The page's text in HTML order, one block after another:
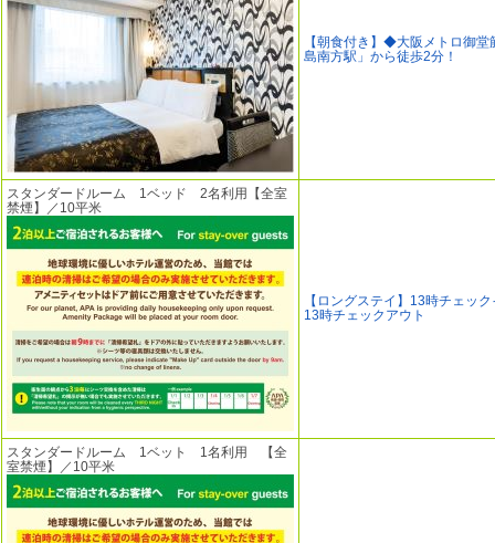
【朝食付き】◆大阪メトロ御堂
島南方駅」から徒歩2分！
スタンダードルーム 1ベッド 2名利用【全室
禁煙】／10平米
【ロングステイ】13時チェッ
13時チェックアウト
スタンダードルーム 1ベット 1名利用 【全
室禁煙】／10平米